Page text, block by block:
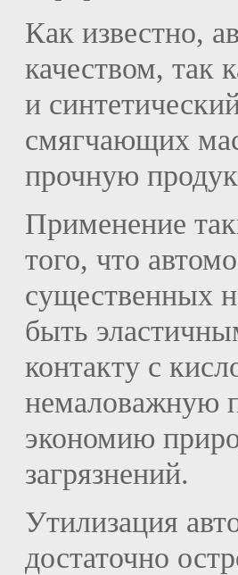
Как известно,
качеством, так
и
смягчающих
прочную
Применение
того, что
существенных
быть
контакту с
немаловажную
экономию
загрязнений.
Утилизация
достаточно